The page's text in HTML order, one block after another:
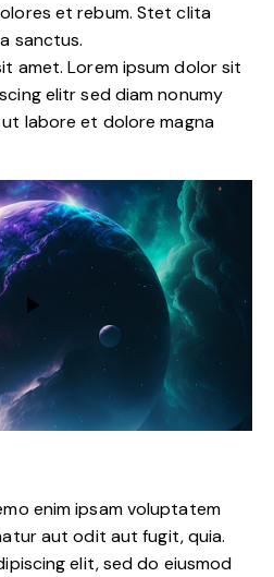
et rebum. Stet clita
sanctus.
amet. Lorem ipsum dolor sit
elitr sed diam nonumy
labore et dolore magna
enim ipsam voluptatem
aut odit aut fugit, quia.
elit, sed do eiusmod